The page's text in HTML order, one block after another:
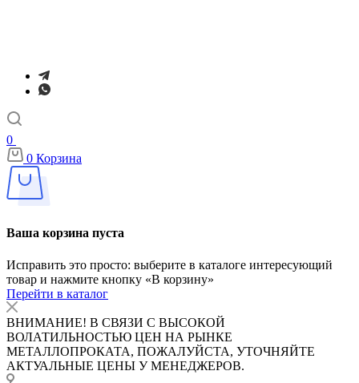
0
0 Корзина
Ваша корзина пуста
Исправить это просто: выберите в каталоге интересующий
товар и нажмите кнопку «В корзину»
Перейти в каталог
ВНИМАНИЕ! В СВЯЗИ С ВЫСОКОЙ
ВОЛАТИЛЬНОСТЬЮ ЦЕН НА РЫНКЕ
МЕТАЛЛОПРОКАТА, ПОЖАЛУЙСТА, УТОЧНЯЙТЕ
АКТУАЛЬНЫЕ ЦЕНЫ У МЕНЕДЖЕРОВ.